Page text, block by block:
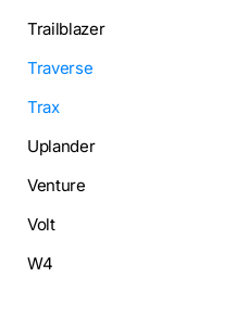
Trailblazer
Traverse
Trax
Uplander
Venture
Volt
W4